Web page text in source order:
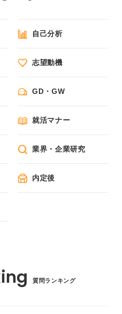
自己分析
志望動機
GD・GW
就活マナー
業界・企業研究
内定後
質問ランキング